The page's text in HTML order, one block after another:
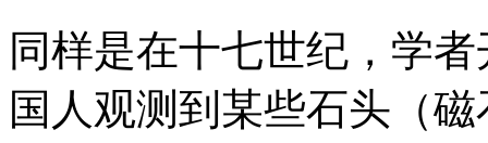
同样是在十七世纪，学
国人观测到某些石头（